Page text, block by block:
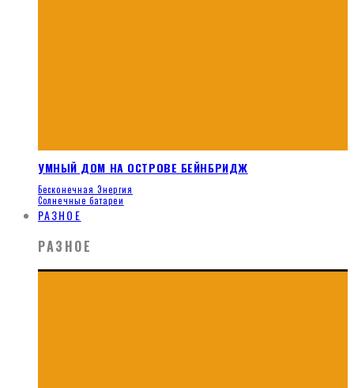
УМНЫЙ ДОМ НА ОСТРОВЕ БЕЙНБРИДЖ
Бесконечная Энергия
Солнечные батареи
РАЗНОЕ
РАЗНОЕ